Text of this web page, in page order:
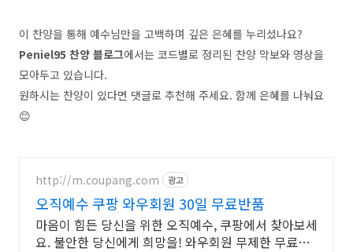
이 찬양을 통해 예수님만을 고백하며 깊은 은혜를 누리셨나요?
Peniel95 찬양 블로그에서는 코드별로 정리된 찬양 악보와 영상을
모아두고 있습니다.
원하시는 찬양이 있다면 댓글로 추천해 주세요. 함께 은혜를 나눠요
😊
http://m.coupang.com 광고
오직예수 쿠팡 와우회원 30일 무료반품
마음이 힘든 당신을 위한 오직예수, 쿠팡에서 찾아보세
요. 불안한 당신에게 희망을! 와우회원 무제한 무료배